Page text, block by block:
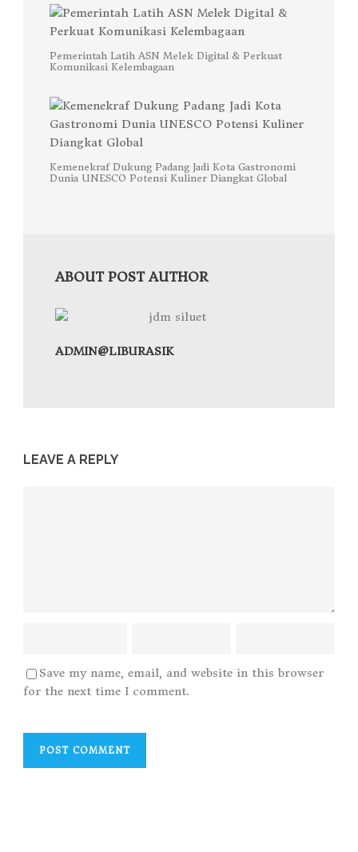
Pemerintah Latih ASN Melek Digital & Perkuat
Komunikasi Kelembagaan
Kemenekraf Dukung Padang Jadi Kota Gastronomi
Dunia UNESCO Potensi Kuliner Diangkat Global
ABOUT POST AUTHOR
ADMIN@LIBURASIK
LEAVE A REPLY
Save my name, email, and website in this browser
for the next time I comment.